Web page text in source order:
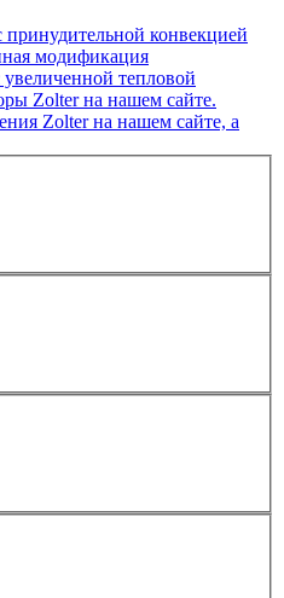
конвекцией
модификация
тепловой
Zolter на нашем сайте.
Zolter на нашем сайте, а